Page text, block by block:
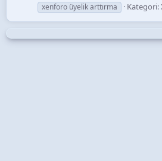
xenforo üyelik arttırma
Kategori: